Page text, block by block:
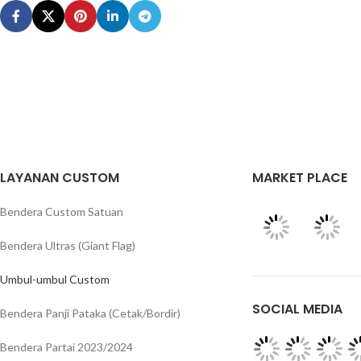
LAYANAN CUSTOM
Bendera Custom Satuan
Bendera Ultras (Giant Flag)
Umbul-umbul Custom
Bendera Panji Pataka (Cetak/Bordir)
Bendera Partai 2023/2024
MARKET PLACE
SOCIAL MEDIA